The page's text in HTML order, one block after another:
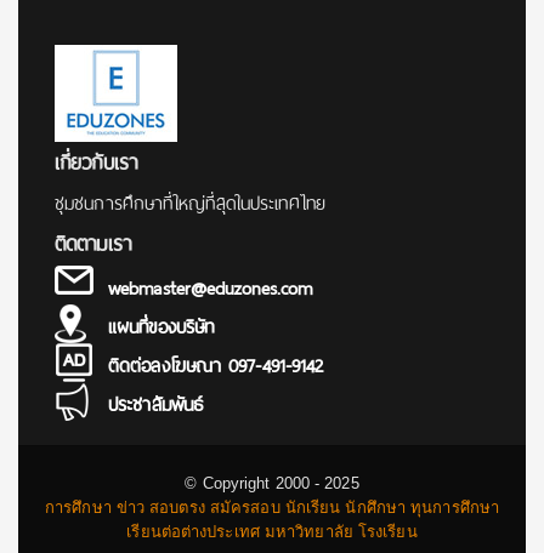
เกี่ยวกับเรา
ชุมชนการศึกษาที่ใหญ่ที่สุดในประเทศไทย
ติดตามเรา
webmaster@eduzones.com
แผนที่ของบริษัท
ติดต่อลงโฆษณา 097-491-9142
ประชาสัมพันธ์
© Copyright 2000 - 2025
การศึกษา ข่าว สอบตรง สมัครสอบ นักเรียน นักศึกษา ทุนการศึกษา
เรียนต่อต่างประเทศ มหาวิทยาลัย โรงเรียน